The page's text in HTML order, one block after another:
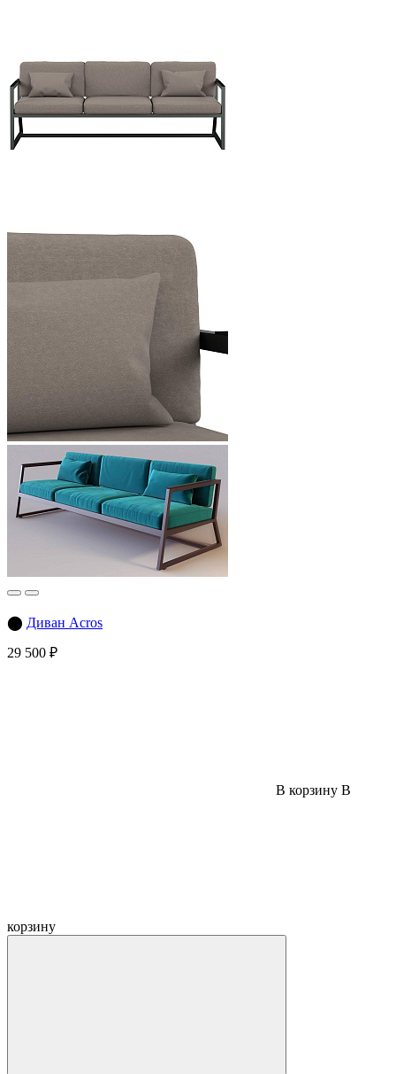
⬤ Диван Acros
29 500 ₽
В корзину В
корзину